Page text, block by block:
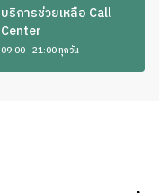
บริการช่วยเหลือ Call
Center
09:00 - 21:00 ทุกวัน